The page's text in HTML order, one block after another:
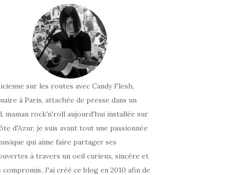
sur les routes avec Candy Flesh,
à Paris, attachée de presse dans un
maman rock'n'roll aujourd'hui installée sur
d'Azur, je suis avant tout une passionnée
qui aime faire partager ses
à travers un oeil curieux, sincère et
compromis. J'ai créé ce blog en 2010 afin de